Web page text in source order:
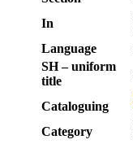
In
Language
SH – uniform
title
Cataloguing
Category